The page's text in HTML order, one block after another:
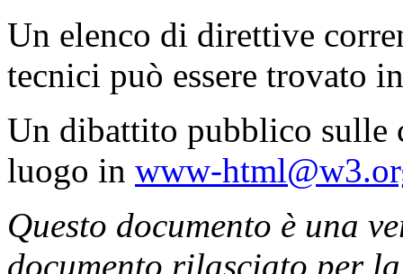
Un elenco di direttive
tecnici può essere trovato
Un dibattito pubblico sulle
luogo in www-
Questo documento è una
documento rilasciato per